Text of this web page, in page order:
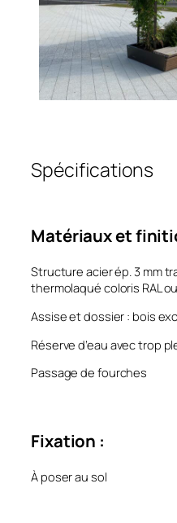
Spécifications
Matériaux et
Structure acier ép. 3 mm
thermolaqué coloris RAL
Assise et dossier : bois
Réserve d’eau avec trop
Passage de fourches
Fixation :
À poser au sol